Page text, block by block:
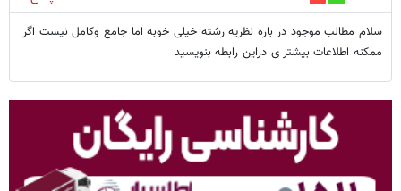
سلام مطالب موجود در باره نظریه رشته خیلی خوبه اما جامع وکامل نیست اگر
ممکنه اطلاعات بیشتر ی دراین رابطه بنویسید